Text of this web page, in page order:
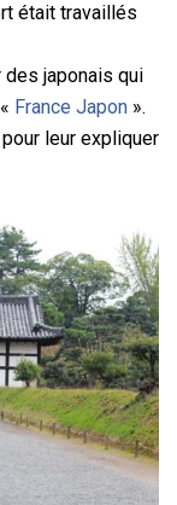
était travaillés
des japonais qui
France Japon ».
leur expliquer